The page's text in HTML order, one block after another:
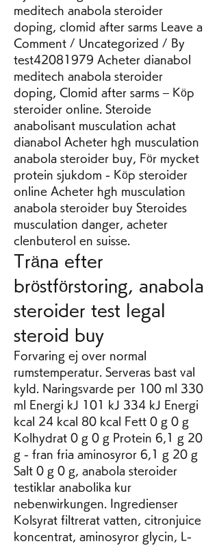
meditech anabola steroider
doping, clomid after sarms Leave a
Comment / Uncategorized / By
test42081979 Acheter dianabol
meditech anabola steroider
doping, Clomid after sarms – Köp
steroider online. Steroide
anabolisant musculation achat
dianabol Acheter hgh musculation
anabola steroider buy, För mycket
protein sjukdom - Köp steroider
online Acheter hgh musculation
anabola steroider buy Steroides
musculation danger, acheter
clenbuterol en suisse.
Träna efter
bröstförstoring, anabola
steroider test legal
steroid buy
Forvaring ej over normal
rumstemperatur. Serveras bast val
kyld. Naringsvarde per 100 ml 330
ml Energi kJ 101 kJ 334 kJ Energi
kcal 24 kcal 80 kcal Fett 0 g 0 g
Kolhydrat 0 g 0 g Protein 6,1 g 20
g - fran fria aminosyror 6,1 g 20 g
Salt 0 g 0 g, anabola steroider
testiklar anabolika kur
nebenwirkungen. Ingredienser
Kolsyrat filtrerat vatten, citronjuice
koncentrat, aminosyror glycin, L-